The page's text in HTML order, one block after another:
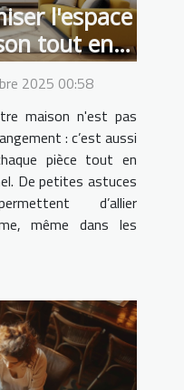
l'espace
tout en
?
2025 00:58
maison n'est pas
: c’est aussi
pièce tout en
De petites astuces
d’allier
même dans les